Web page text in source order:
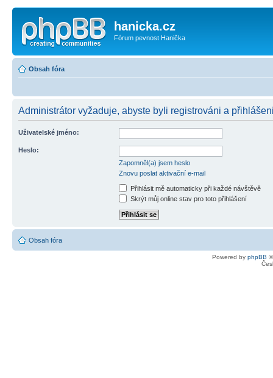
hanicka.cz
Fórum pevnost Hanička
Obsah fóra
Administrátor vyžaduje, abyste byli registrováni a
Uživatelské jméno:
Heslo:
Zapomněl(a) jsem heslo
Znovu poslat aktivační e-mail
Přihlásit mě automaticky při každé návštěvě
Skrýt můj online stav pro toto přihlášení
Obsah fóra
Powered by phpBB